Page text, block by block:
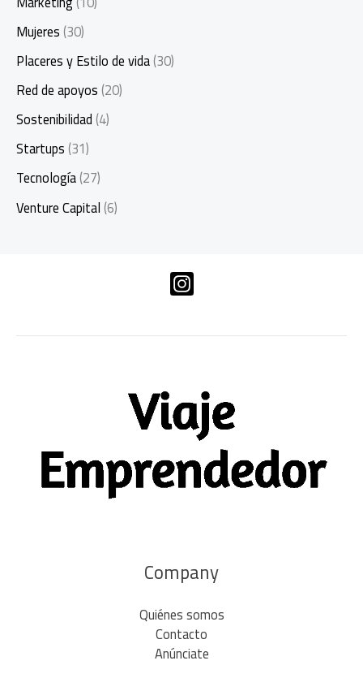
Mujeres(30)
Placeres y Estilo de vida(30)
Red de apoyos(20)
Sostenibilidad(4)
Startups(31)
Tecnología(27)
Venture Capital(6)
Company
Quiénes somos
Contacto
Anúnciate